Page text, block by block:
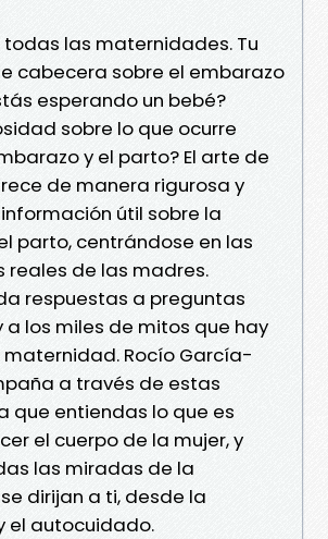
todas las maternidades. Tu
cabecera sobre el embarazo
esperando un bebé?
sobre lo que ocurre
y el parto? El arte de
de manera rigurosa y
útil sobre la
parto, centrándose en las
reales de las madres.
respuestas a preguntas
a los miles de mitos que hay
maternidad. Rocío García-
a través de estas
que entiendas lo que es
el cuerpo de la mujer, y
las miradas de la
dirijan a ti, desde la
el autocuidado.